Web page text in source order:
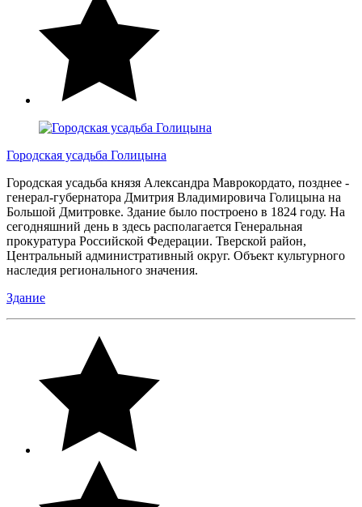
Городская усадьба Голицына
Городская усадьба князя Александра Маврокордато, позднее -
генерал-губернатора Дмитрия Владимировича Голицына на
Большой Дмитровке. Здание было построено в 1824 году. На
сегодняшний день в здесь располагается Генеральная
прокуратура Российской Федерации. Тверской район,
Центральный административный округ. Объект культурного
наследия регионального значения.
Здание